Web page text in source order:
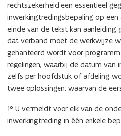
rechtszekerheid een essentieel
inwerkingtredingsbepaling op
einde van de tekst kan aanleiding
dat verband moet de werkwijze
gehanteerd wordt voor
regelingen, waarbij de datum van
zelfs per hoofdstuk of afdeling
twee oplossingen, waarvan de
1° U vermeldt voor elk van de
inwerkingtreding in één enkele